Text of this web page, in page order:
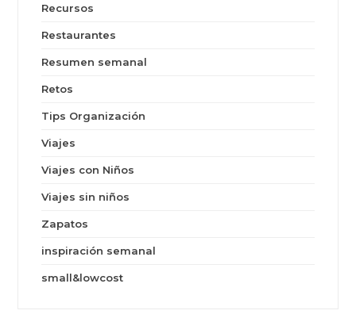
Recursos
Restaurantes
Resumen semanal
Retos
Tips Organización
Viajes
Viajes con Niños
Viajes sin niños
Zapatos
inspiración semanal
small&lowcost